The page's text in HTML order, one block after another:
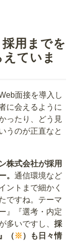
用までを
ていま
面接を導入し
に会えるように
ったり、どう見
うのが正直なと
株式会社が採用
。 通信環境など
ントまで細かく
ですね。テーマ
』『選考・内定
多いですし、 採
（ ※）
も日々情